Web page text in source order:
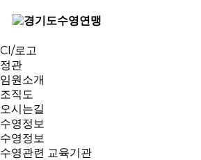
인사말
CI/로고
정관
임원소개
조직도
오시는길
수영정보
수영정보
수영관련 교육기관